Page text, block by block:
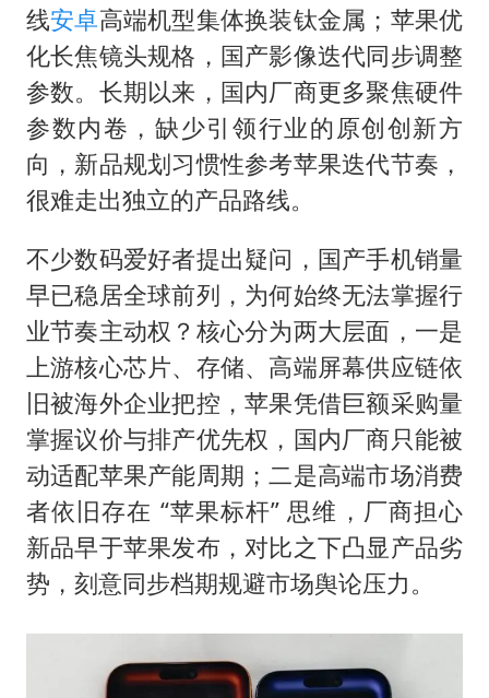
线安卓高端机型集体换装钛金属；苹果优
化长焦镜头规格，国产影像迭代同步调整
参数。长期以来，国内厂商更多聚焦硬件
参数内卷，缺少引领行业的原创创新方
向，新品规划习惯性参考苹果迭代节奏，
很难走出独立的产品路线。
不少数码爱好者提出疑问，国产手机销量
早已稳居全球前列，为何始终无法掌握行
业节奏主动权？核心分为两大层面，一是
上游核心芯片、存储、高端屏幕供应链依
旧被海外企业把控，苹果凭借巨额采购量
掌握议价与排产优先权，国内厂商只能被
动适配苹果产能周期；二是高端市场消费
者依旧存在 “苹果标杆” 思维，厂商担心
新品早于苹果发布，对比之下凸显产品劣
势，刻意同步档期规避市场舆论压力。